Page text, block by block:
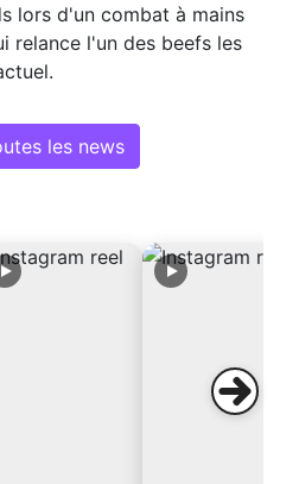
lors d'un combat à mains
relance l'un des beefs les
les news